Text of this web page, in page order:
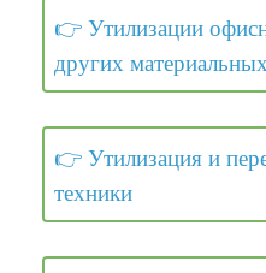
Утилизации
других
Утилизация и
техники